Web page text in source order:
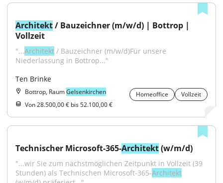
Architekt / Bauzeichner (m/w/d) | Bottrop |
Vollzeit
"...Architekt / Bauzeichner (m/w/d)Für unsere
Niederlassung in Bottrop..."
Ten Brinke
Bottrop, RaumGelsenkirchen Homeoffice
Vollzeit
Von 28.500,00 € bis 52.100,00 €
Technischer Microsoft-365-Architekt (w/m/d)
"...wir Sie zum nächst­möglichen Zeitpunkt in Vollzeit (39
Stunden) als Technischen Microsoft-365-Architekt